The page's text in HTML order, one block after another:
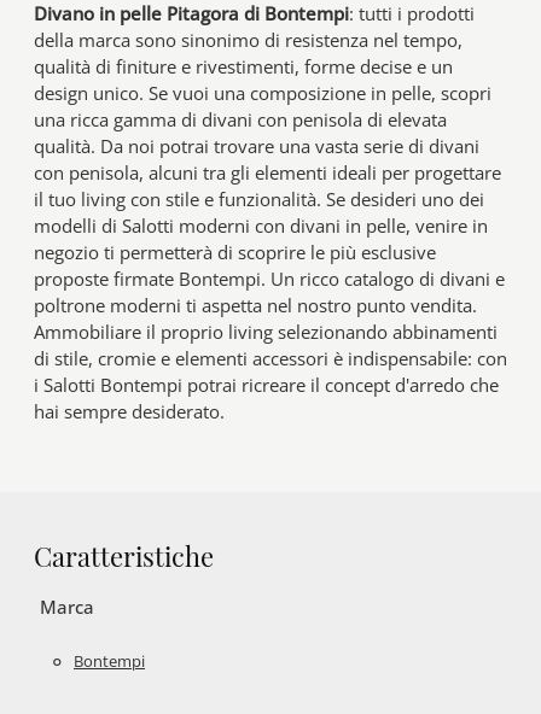
Divano in pelle Pitagora di Bontempi: tutti i prodotti
della marca sono sinonimo di resistenza nel tempo,
qualità di finiture e rivestimenti, forme decise e un
design unico. Se vuoi una composizione in pelle, scopri
una ricca gamma di divani con penisola di elevata
qualità. Da noi potrai trovare una vasta serie di divani
con penisola, alcuni tra gli elementi ideali per progettare
il tuo living con stile e funzionalità. Se desideri uno dei
modelli di Salotti moderni con divani in pelle, venire in
negozio ti permetterà di scoprire le più esclusive
proposte firmate Bontempi. Un ricco catalogo di divani e
poltrone moderni ti aspetta nel nostro punto vendita.
Ammobiliare il proprio living selezionando abbinamenti
di stile, cromie e elementi accessori è indispensabile: con
i Salotti Bontempi potrai ricreare il concept d'arredo che
hai sempre desiderato.
Caratteristiche
Marca
Bontempi